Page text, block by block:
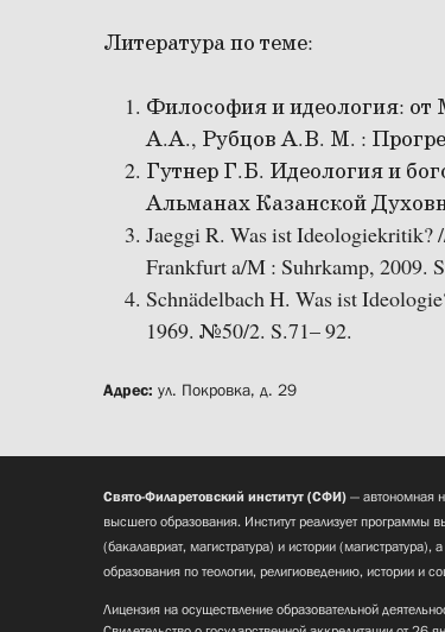
Литература по теме:
Философия и идеология: от
А.А., Рубцов А.В. М. :
Гутнер Г.Б. Идеология и
Альманах Казанской
Jaeggi R. Was ist Ideologiekritik?
Frankfurt a/M : Suhrkamp, 2009.
Schnädelbach H. Was ist
1969. №50/2. S.71– 92.
Адрес: ул. Покровка, д. 29
Свято-Филаретовский институт (СФИ) — автономная
высшего образования. Институт реализует программы
(бакалавриат, магистратура) и истории (магистратура),
образования по теологии, религиоведению, истории и
Лицензия на осуществление образовательной